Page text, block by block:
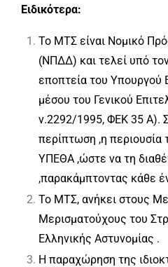
Ειδικότερα:
Το ΜΤΣ είναι Νομικό
(ΝΠΔΔ) και τελεί υπό
εποπτεία του Υπουργού
μέσου του Γενικού
ν.2292/1995, ΦΕΚ 35 Α).
περίπτωση ,η περιουσία
ΥΠΕΘΑ ,ώστε να τη
,παρακάμπτοντας κάθε
Το ΜΤΣ, ανήκει στους
Μερισματούχους του
Ελληνικής Αστυνομίας .
Η παραχώρηση της